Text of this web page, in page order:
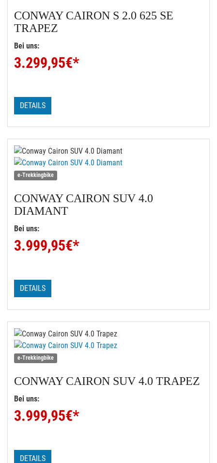
CONWAYCAIRON S 2.0 625 SE
TRAPEZ
Bei uns:
3.299,95€*
DETAILS
e-Trekkingbike
CONWAYCAIRON SUV 4.0
DIAMANT
Bei uns:
3.999,95€*
DETAILS
e-Trekkingbike
CONWAYCAIRON SUV 4.0 TRAPEZ
Bei uns:
3.999,95€*
DETAILS